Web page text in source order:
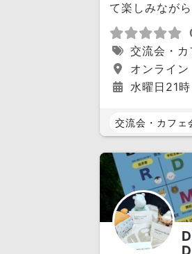
て楽しみなが
交流会・
オンライン
水曜日21
交流会・カフェ